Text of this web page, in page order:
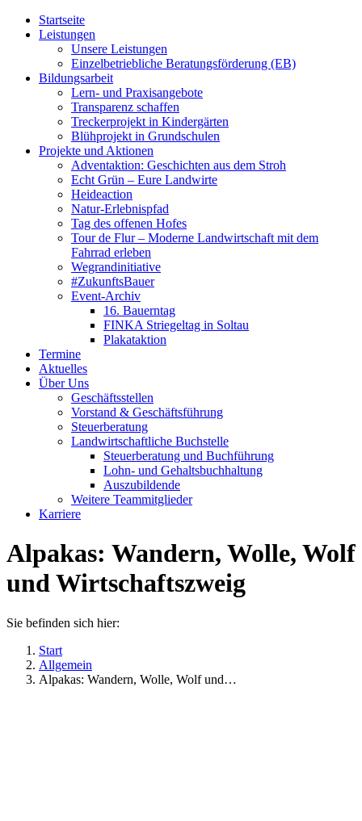
Startseite
Leistungen
Unsere Leistungen
Einzelbetriebliche Beratungsförderung (EB)
Bildungsarbeit
Lern- und Praxisangebote
Transparenz schaffen
Treckerprojekt in Kindergärten
Blühprojekt in Grundschulen
Projekte und Aktionen
Adventaktion: Geschichten aus dem Stroh
Echt Grün – Eure Landwirte
Heideaction
Natur-Erlebnispfad
Tag des offenen Hofes
Tour de Flur – Moderne Landwirtschaft mit dem
Fahrrad erleben
Wegrandinitiative
#ZukunftsBauer
Event-Archiv
16. Bauerntag
FINKA Striegeltag in Soltau
Plakataktion
Termine
Aktuelles
Über Uns
Geschäftsstellen
Vorstand & Geschäftsführung
Steuerberatung
Landwirtschaftliche Buchstelle
Steuerberatung und Buchführung
Lohn- und Gehaltsbuchhaltung
Auszubildende
Weitere Teammitglieder
Karriere
Alpakas: Wandern, Wolle, Wolf
und Wirtschaftszweig
Sie befinden sich hier:
Start
Allgemein
Alpakas: Wandern, Wolle, Wolf und…